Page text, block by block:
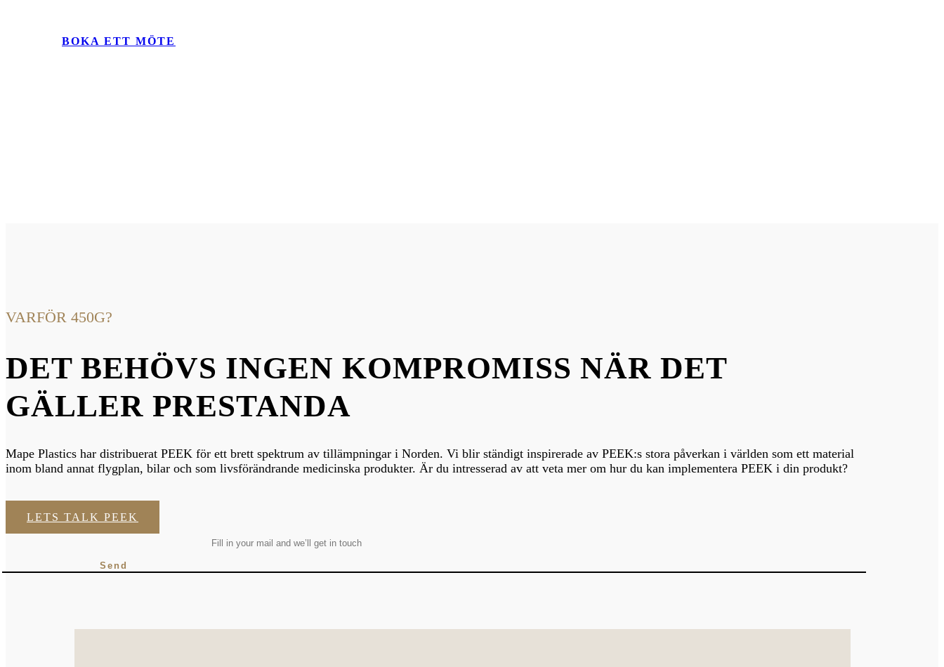
BOKA ETT MÖTE
VARFÖR 450G?
DET BEHÖVS INGEN KOMPROMISS NÄR DET
GÄLLER PRESTANDA
Mape Plastics har distribuerat PEEK för ett brett spektrum av tillämpningar i Norden. Vi blir ständigt inspirerade av PEEK:s stora påverkan i världen som ett material
inom bland annat flygplan, bilar och som livsförändrande medicinska produkter. Är du intresserad av att veta mer om hur du kan implementera PEEK i din produkt?
LETS TALK PEEK